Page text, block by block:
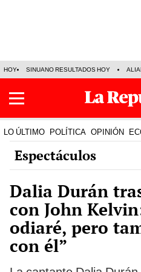
HOY SINUANO RESULTADOS HOY
LO ÚLTIMO POLÍTICA OPINIÓN
Espectáculos
Dalia Durán
con John
odiaré, pero
con él”